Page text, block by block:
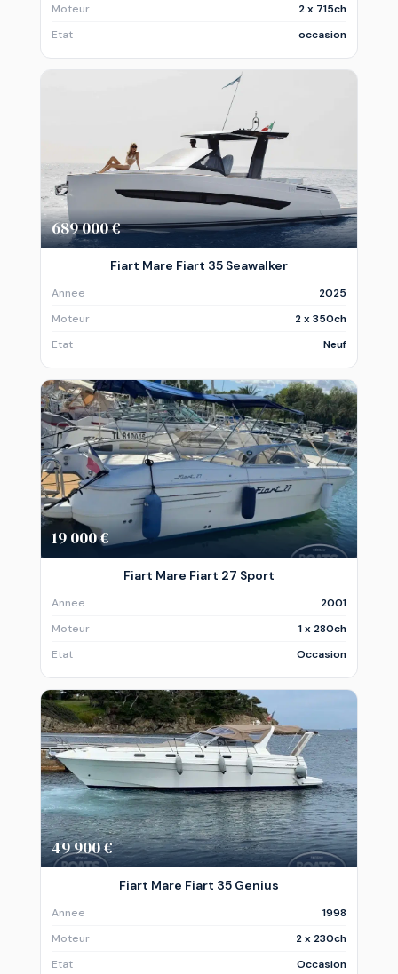
Moteur
2 x 715ch
Etat
occasion
689 000 €
Fiart Mare Fiart 35 Seawalker
Annee
2025
Moteur
2 x 350ch
Etat
Neuf
19 000 €
Fiart Mare Fiart 27 Sport
Annee
2001
Moteur
1 x 280ch
Etat
Occasion
49 900 €
Fiart Mare Fiart 35 Genius
Annee
1998
Moteur
2 x 230ch
Etat
Occasion